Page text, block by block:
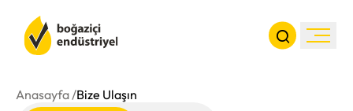
Anasayfa /Bize Ulaşın